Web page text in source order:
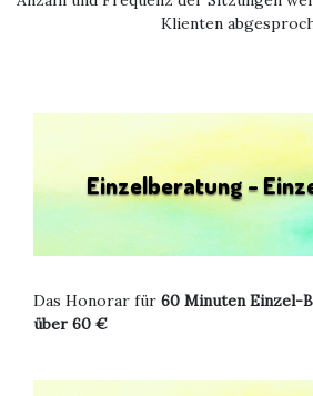
Klienten
Einzelberatung -
Das Honorar für 60 Minuten Einzel-
über 60 €